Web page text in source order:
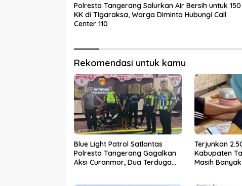
Polresta Tangerang Salurkan Air Bersih untuk 150
KK di Tigaraksa, Warga Diminta Hubungi Call
Center 110
Rekomendasi untuk kamu
Blue Light Patrol Satlantas
Polresta Tangerang Gagalkan
Aksi Curanmor, Dua Terduga
Terjunkan
Kabupaten
Masih